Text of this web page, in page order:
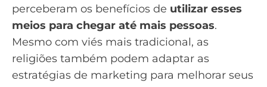
perceberam os benefícios de utilizar esses
meios para chegar até mais pessoas.
Mesmo com viés mais tradicional, as
religiões também podem adaptar as
estratégias de marketing para melhorar seus